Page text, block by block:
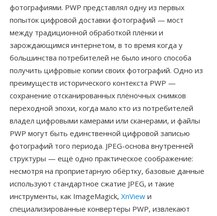
фотографиями. PWP представлял одну из первых
попыток цифровой доставки фотографий — мост
между традиционной обработкой плёнки и
зарождающимся интернетом, в то время когда у
большинства потребителей не было иного способа
получить цифровые копии своих фотографий. Одно из
преимуществ исторического контекста PWP —
сохранение отсканированных плёночных снимков
переходной эпохи, когда мало кто из потребителей
владел цифровыми камерами или сканерами, и файлы
PWP могут быть единственной цифровой записью
фотографий того периода. JPEG-основа внутренней
структуры — ещё одно практическое соображение:
несмотря на проприетарную обёртку, базовые данные
используют стандартное сжатие JPEG, и такие
инструменты, как ImageMagick, XnView и
специализированные конвертеры PWP, извлекают